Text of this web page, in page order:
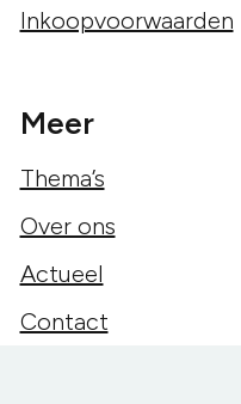
Inkoopvoorwaarden
Meer
Thema’s
Over ons
Actueel
Contact